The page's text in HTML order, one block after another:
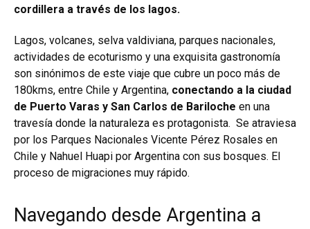
cordillera a través de los lagos.
Lagos, volcanes, selva valdiviana, parques nacionales,
actividades de ecoturismo y una exquisita gastronomía
son sinónimos de este viaje que cubre un poco más de
180kms, entre Chile y Argentina, conectando a la ciudad
de Puerto Varas y San Carlos de Bariloche en una
travesía donde la naturaleza es protagonista. Se atraviesa
por los Parques Nacionales Vicente Pérez Rosales en
Chile y Nahuel Huapi por Argentina con sus bosques. El
proceso de migraciones muy rápido.
Navegando desde Argentina a